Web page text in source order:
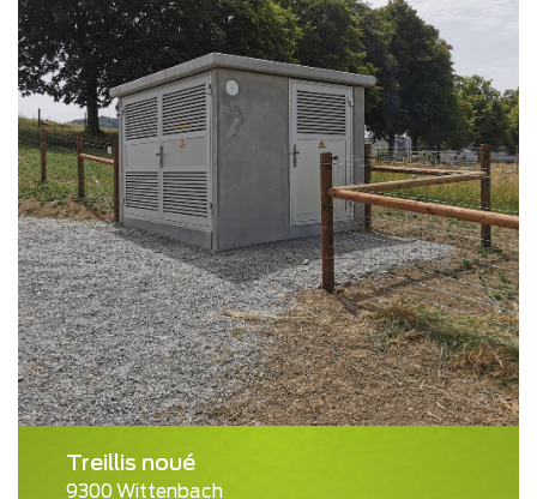
Treillis noué
9300 Wittenbach